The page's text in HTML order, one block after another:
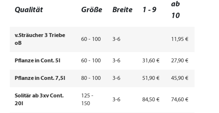
Qualität Größe Breite 1 - 9
ab
10
v.Sträucher 3 Triebe
oB
60 - 100 3-6 11,95 €
Pflanze in Cont. 5l 60 - 100 3-6 31,60 € 27,90 €
Pflanze in Cont. 7,5l 80 - 100 3-6 51,90 € 45,90 €
Solitär ab 3xv Cont.
20l
125 -
150
3-6 84,50 € 74,60 €